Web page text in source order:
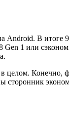
Android. В итоге
1 или
целом. Конечно,
сторонник